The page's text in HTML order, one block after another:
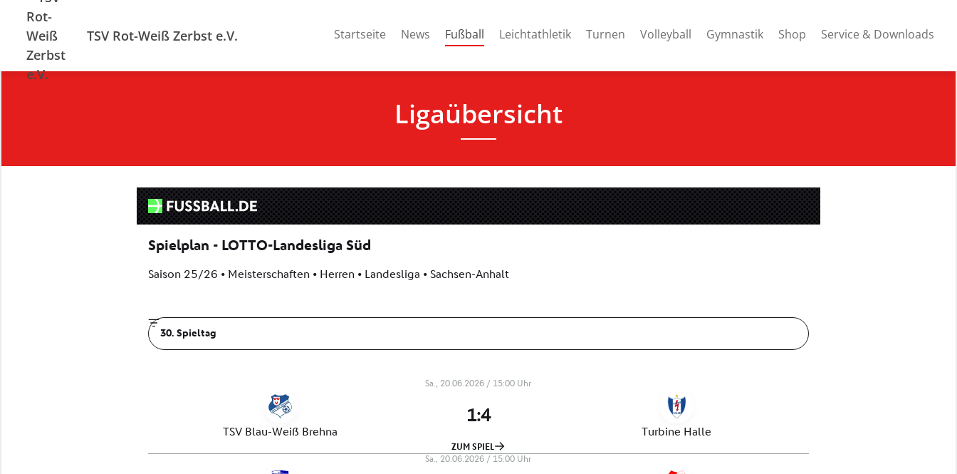
TSV Rot-Weiß Zerbst e.V. Startseite News Fußball(current)
Leichtathletik Turnen Volleyball Gymnastik Shop Service & Downloads
Ligaübersicht